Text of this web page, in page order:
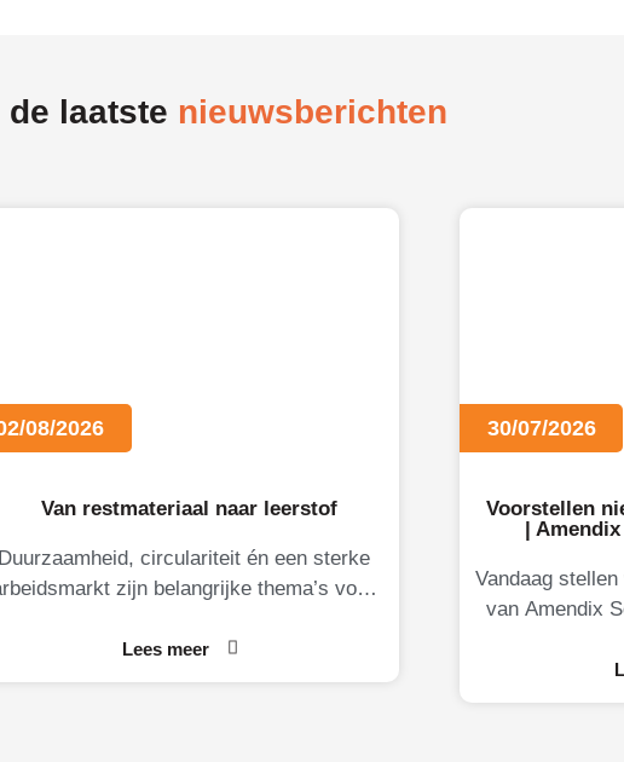
de laatste nieuwsberichten
08/2026
Van restmateriaal naar leerstof
circulariteit én een sterke
zijn belangrijke thema’s voor
Limburg graag MateriaalMaatjes onder
de aandacht.
Lees meer
30/07/2026
Voorstellen
|
Vandaag
van Amendix